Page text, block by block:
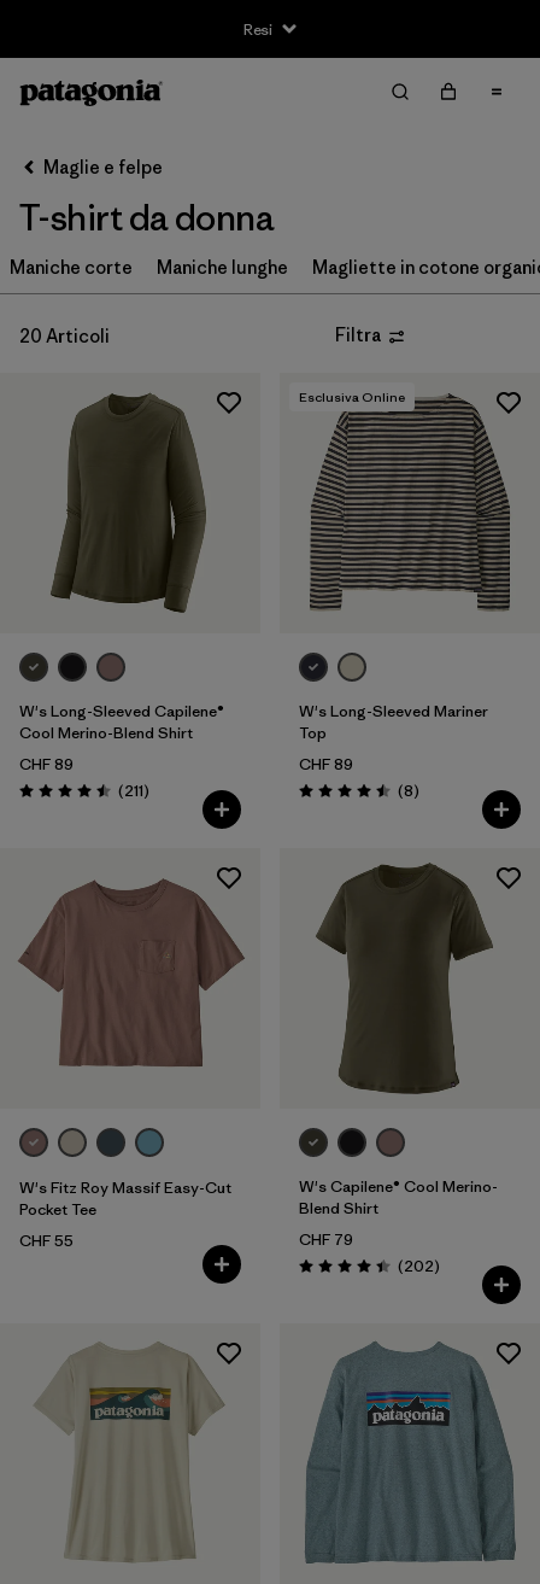
Resi
Filtra per
Taglia
S (20)
M (19)
(20)
Filtra per
Vestibilità
Filtra per
Prezzo
Filtra per
Caratteristiche
Maglie e felpe
T-shirt da donna
Maniche corte Maniche lunghe Magliette in cotone
20 Articoli Filtra
W's Long-Sleeved Capilene®
Cool Merino-Blend Shirt
CHF 89
Valutazione: 4.5 / 5
(211Recensioni
)
Esclusiva Online
W's Long-Sleeved Mariner
Top
CHF 89
Valutazione: 4.5 / 5
(8Recensioni
)
W's Fitz Roy Massif Easy-Cut
Pocket Tee
CHF 55
W's Capilene® Cool Merino-
Blend Shirt
CHF 79
Valutazione: 4.4 / 5
(202Recensioni
)